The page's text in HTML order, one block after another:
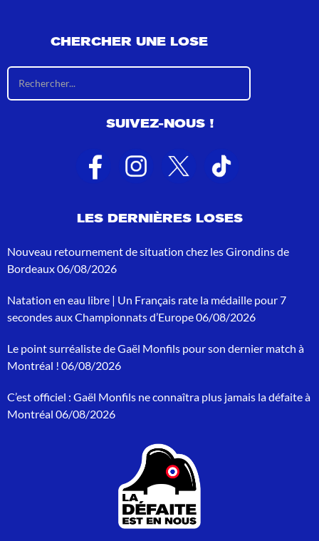
CHERCHER UNE LOSE
R
s
l
a
t
s
r
c
c
h
p
o
:
SUIVEZ-NOUS !
LES DERNIÈRES LOSES
Nouveau retournement de situation chez les Girondins de
Bordeaux06/08/2026
Natation en eau libre | Un Français rate la médaille pour 7
secondes aux Championnats d’Europe06/08/2026
Le point surréaliste de Gaël Monfils pour son dernier match à
Montréal ! 06/08/2026
C’est officiel : Gaël Monfils ne connaîtra plus jamais la défaite à
Montréal 06/08/2026